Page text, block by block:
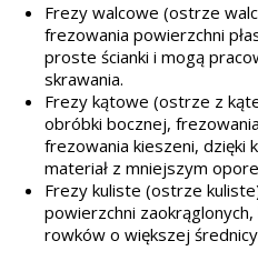
Frezy walcowe (ostrze
frezowania powierzchni
proste ścianki i mogą
skrawania.
Frezy kątowe (ostrze z
obróbki bocznej,
frezowania kieszeni, dzięki
materiał z mniejszym
Frezy kuliste (ostrze
powierzchni
rowków o większej